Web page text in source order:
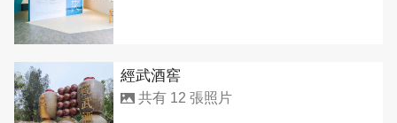
經武酒窖
共有 12 張照片